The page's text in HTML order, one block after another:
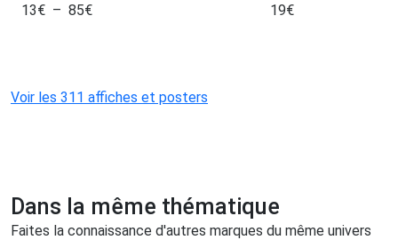
13€ – 85€
19€
Voir les 311 affiches et posters
Dans la même thématique
Faites la connaissance d'autres marques du même univers